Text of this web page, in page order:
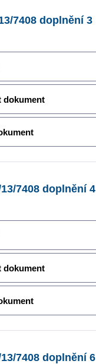
7408 doplnění 3
dokument
7408 doplnění 4
dokument
7408 doplnění 6